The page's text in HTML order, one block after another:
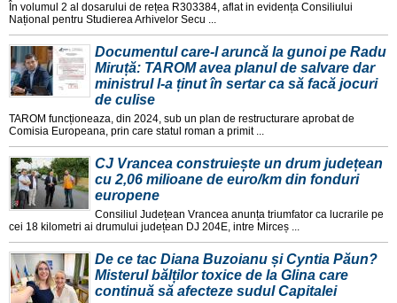
În volumul 2 al dosarului de rețea R303384, aflat in evidența Consiliului
Național pentru Studierea Arhivelor Secu ...
Documentul care-l aruncă la gunoi pe Radu
Miruță: TAROM avea planul de salvare dar
ministrul l-a ținut în sertar ca să facă jocuri
de culise
TAROM funcționeaza, din 2024, sub un plan de restructurare aprobat de
Comisia Europeana, prin care statul roman a primit ...
CJ Vrancea construiește un drum județean
cu 2,06 milioane de euro/km din fonduri
europene
Consiliul Județean Vrancea anunța triumfator ca lucrarile pe
cei 18 kilometri ai drumului județean DJ 204E, intre Mirceș ...
De ce tac Diana Buzoianu și Cyntia Păun?
Misterul bălților toxice de la Glina care
continuă să afecteze sudul Capitalei